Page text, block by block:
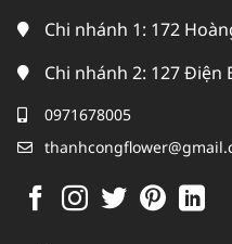
Chi nhánh 1: 172
Chi nhánh 2: 127 Điện
0971678005